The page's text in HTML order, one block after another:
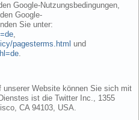
Google-Nutzungsbedingungen,
Google-
Sie unter:
,
pagesterms.html und
.
Website können Sie sich mit
ist die Twitter Inc., 1355
CA 94103, USA.